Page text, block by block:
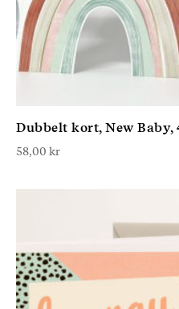
Dubbelt kort, New
58,00 kr